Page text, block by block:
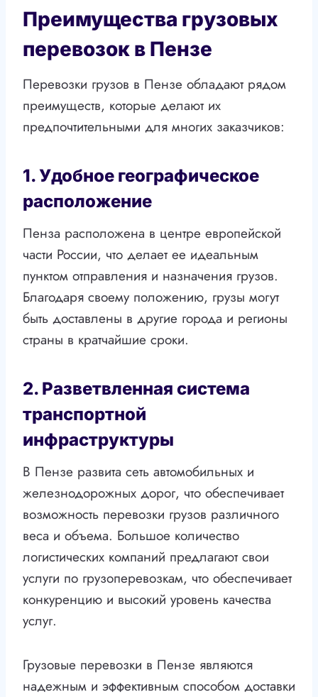
Преимущества грузовых
перевозок в Пензе
Перевозки грузов в Пензе обладают рядом
преимуществ, которые делают их
предпочтительными для многих заказчиков:
1. Удобное географическое
расположение
Пенза расположена в центре европейской
части России, что делает ее идеальным
пунктом отправления и назначения грузов.
Благодаря своему положению, грузы могут
быть доставлены в другие города и регионы
страны в кратчайшие сроки.
2. Разветвленная система
транспортной
инфраструктуры
В Пензе развита сеть автомобильных и
железнодорожных дорог, что обеспечивает
возможность перевозки грузов различного
веса и объема. Большое количество
логистических компаний предлагают свои
услуги по грузоперевозкам, что обеспечивает
конкуренцию и высокий уровень качества
услуг.
Грузовые перевозки в Пензе являются
надежным и эффективным способом доставки